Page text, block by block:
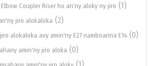
Elbow Coupler Riser ho an'ny aloky ny jiro (1)
jiro alokaloka (2)
alokaloka avy amin'ny E27 namboarina E14 (0)
amin'ny jiro aloka (0)